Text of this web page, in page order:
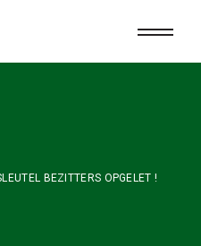
BEZITTERS OPGELET !